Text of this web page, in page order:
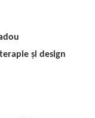
și design